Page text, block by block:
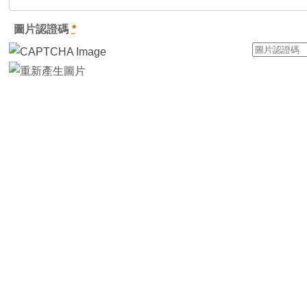
圖片認證碼 *